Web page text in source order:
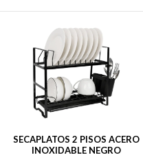
SECAPLATOS 2 PISOS ACERO
INOXIDABLE NEGRO